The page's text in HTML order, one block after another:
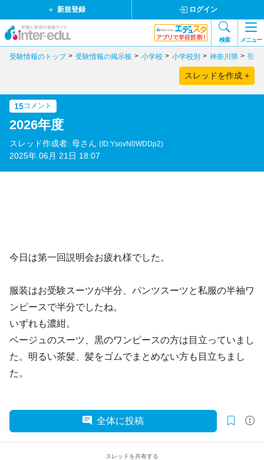
新規登録 ログイン
検索 メニュー
受験情報のトップ 受験情報の掲示板 小学校 小学校別 神奈川県 聖ヨ
スレッドを作成 +
15コメント
2026年度
スレッド作成者: 母さん (ID:YsovN0WDDp2)
2025年 06月 21日 18:07
今日は第一回説明会お疲れ様でした。
服装はお受験スーツが半分、パンツスーツと私服の半袖ワ
ンピースで半分でしたね。
いずれも濃紺。
ベージュのスーツ、黒のワンピースの方は目立っていまし
た。明るい茶髪、髪をゴムでまとめない方も目立ちまし
た。
全体に投稿
スレッドを共有する